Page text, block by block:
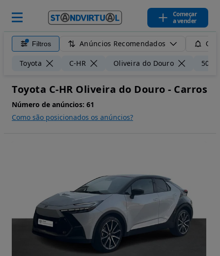
Começar
a vender
Filtros Anúncios Recomendados
Toyota C-HR Oliveira do Douro 50
Toyota C-HR Oliveira do Douro - Carros
Número de anúncios: 61
Como são posicionados os anúncios?